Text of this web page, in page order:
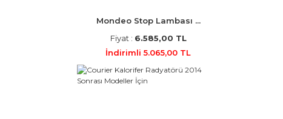
Mondeo Stop Lambası ...
Fiyat : 6.585,00 TL
İndirimli 5.065,00 TL